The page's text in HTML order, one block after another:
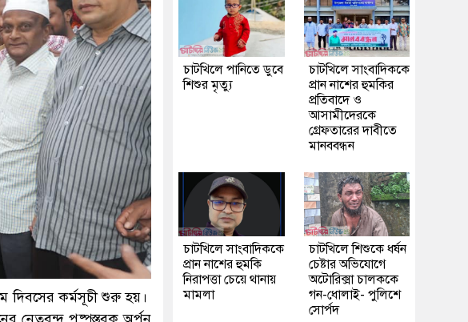
দিবসের কর্মসূচী শুরু হয়।
চাটখিলে পানিতে ডুবে
শিশুর মৃত্যু
চাটখিলে সাংবাদিককে
প্রান নাশের হুমকির
প্রতিবাদে ও
আসামীদেরকে
গ্রেফতারের দাবীতে
মানববন্ধন
চাটখিলে সাংবাদিককে
প্রান নাশের হুমকি
নিরাপত্তা চেয়ে থানায়
মামলা
চাটখিলে শিশুকে ধর্ষন
চেষ্টার অভিযোগে
অটোরিক্সা চালককে
গন-ধোলাই- পুলিশে
সোর্পদ